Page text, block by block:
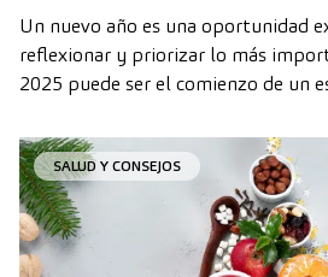
Un nuevo año es una oportunidad
reflexionar y priorizar lo más
2025 puede ser el comienzo de un
diarios sumen grandes beneficios
mental.SALUD Y CONSEJOS